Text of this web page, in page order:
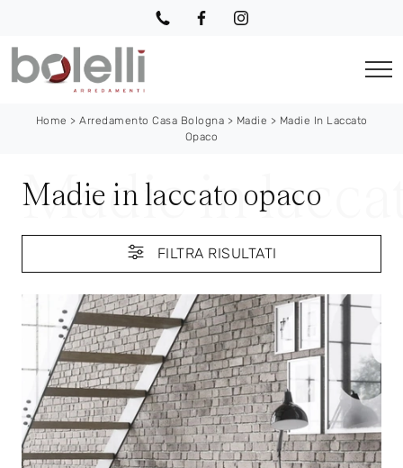
Home > Arredamento Casa Bologna > Madie > Madie In Laccato
Opaco
Madie in laccato opaco
FILTRA RISULTATI